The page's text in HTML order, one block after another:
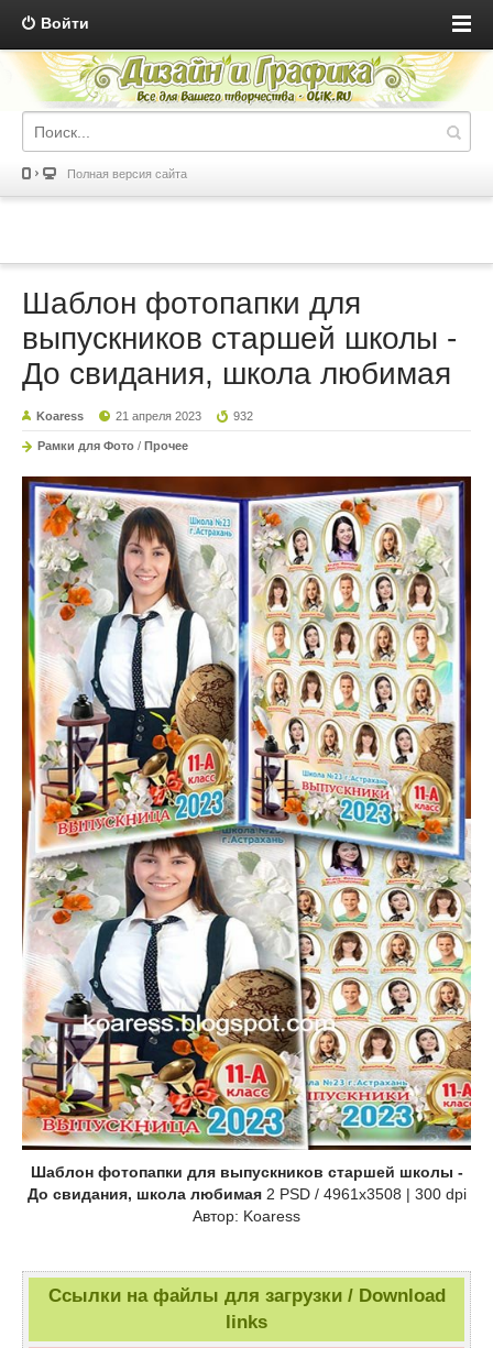
Войти
Полная версия сайта
Шаблон фотопапки для
выпускников старшей школы -
До свидания, школа любимая
Koaress 21 апреля 2023 932
Рамки для Фото / Прочее
Шаблон фотопапки для выпускников старшей школы -
До свидания, школа любимая2 PSD / 4961x3508 | 300 dpi
Автор: Koaress
Ссылки на файлы для загрузки / Download
links